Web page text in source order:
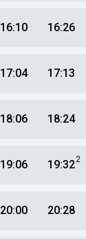
16:10 16:26
17:04 17:13
18:06 18:24
19:06 19:322
20:00 20:28